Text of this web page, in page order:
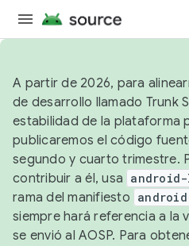
A partir de 2026, para
de desarrollo llamado Trunk
estabilidad de la plataforma
publicaremos el código
segundo y cuarto trimestre.
contribuir a él, usa
rama del manifiesto
siempre hará referencia a la
se envió al AOSP. Para